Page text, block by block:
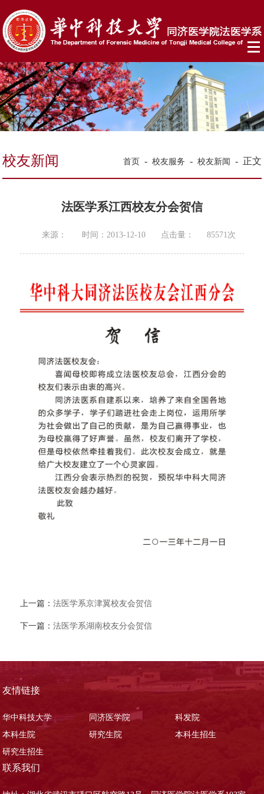
校友新闻 首页 - 校友服务 - 校友新闻 - 正文
法医学系江西校友分会贺信
来源： 时间：2013-12-10 点击量： 85571 次
上一篇：法医学系京津翼校友会贺信
下一篇：法医学系湖南校友分会贺信
友情链接
华中科技大学 同济医学院
科发院
本科生院
研究生院
本科生招生
研究生招生
联系我们